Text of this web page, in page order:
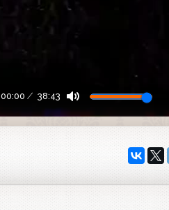
00:00 38:43